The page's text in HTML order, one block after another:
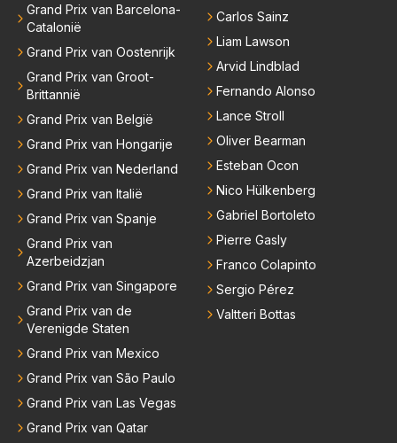
Grand Prix van Barcelona-
Catalonië
Grand Prix van Oostenrijk
Grand Prix van Groot-
Brittannië
Grand Prix van België
Grand Prix van Hongarije
Grand Prix van Nederland
Grand Prix van Italië
Grand Prix van Spanje
Grand Prix van
Azerbeidzjan
Grand Prix van Singapore
Grand Prix van de
Verenigde Staten
Grand Prix van Mexico
Grand Prix van São Paulo
Grand Prix van Las Vegas
Grand Prix van Qatar
Carlos Sainz
Liam Lawson
Arvid Lindblad
Fernando Alonso
Lance Stroll
Oliver Bearman
Esteban Ocon
Nico Hülkenberg
Gabriel Bortoleto
Pierre Gasly
Franco Colapinto
Sergio Pérez
Valtteri Bottas